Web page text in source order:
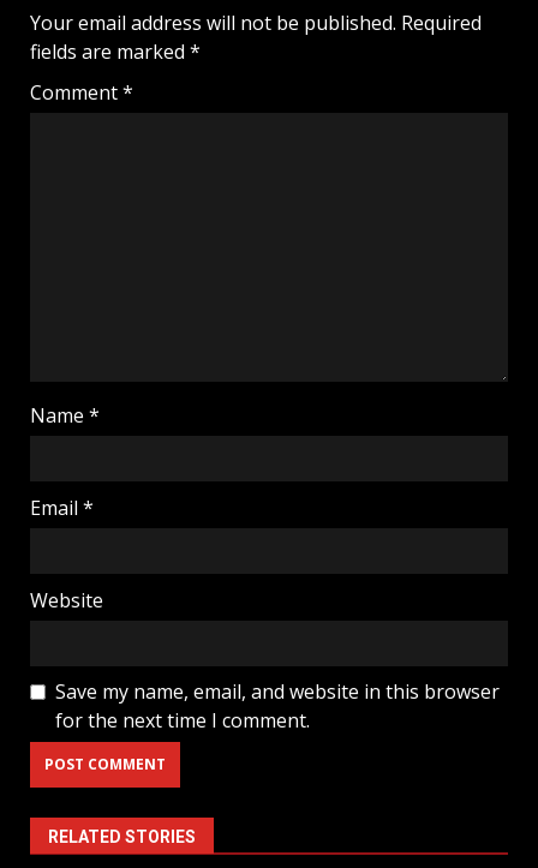
Your email address will not be published. Required
fields are marked *
Comment*
Name *
Email *
Website
Save my name, email, and website in this browser
for the next time I comment.
RELATED STORIES